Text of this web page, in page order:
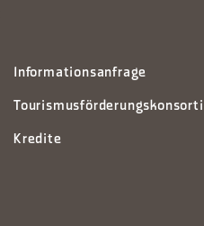
Informationsanfrage
Kredite